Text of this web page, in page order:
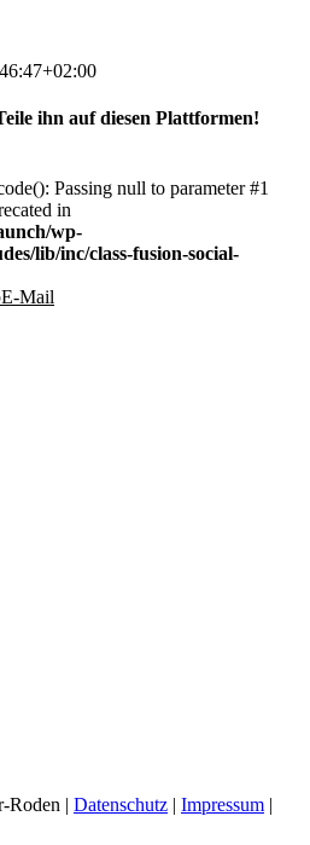
ihn auf diesen Plattformen!
Passing null to parameter #1
in
wp-
lib/inc/class-fusion-social-
E-Mail
Roden | Datenschutz | Impressum |